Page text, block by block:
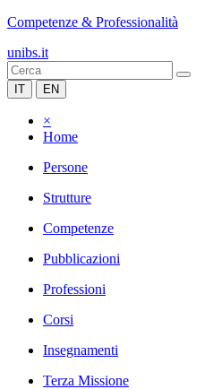
Competenze & Professionalità
unibs.it
IT EN
×
Home
Persone
Strutture
Competenze
Pubblicazioni
Professioni
Corsi
Insegnamenti
Terza Missione